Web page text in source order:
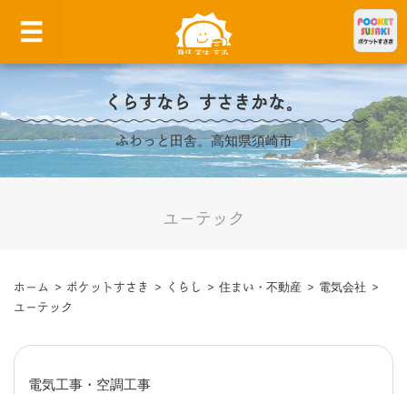
くらすなら すさきかな。
ふわっと田舎。高知県須崎市
ユーテック
ホーム > ポケットすさき > くらし > 住まい・不動産 > 電気会社 >
ユーテック
電気工事・空調工事